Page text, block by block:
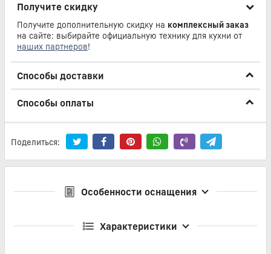
Получите скидку
Получите дополнительную скидку на комплексный заказ
на сайте: выбирайте официальную технику для кухни от
наших партнеров!
Способы доставки
Способы оплаты
Поделиться:
Особенности оснащения
Характеристики